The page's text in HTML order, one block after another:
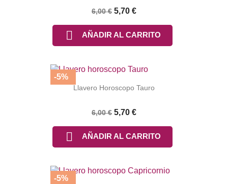
6,00 € 5,70 €
 AÑADIR AL CARRITO
Llavero Horoscopo Tauro
6,00 € 5,70 €
 AÑADIR AL CARRITO
-5%
-5%